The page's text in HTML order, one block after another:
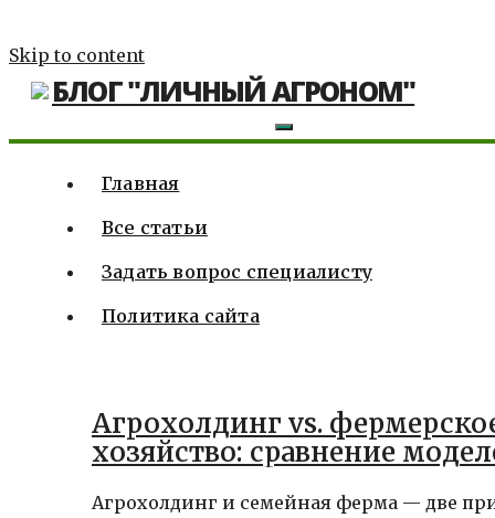
Skip to content
БЛОГ "ЛИЧНЫЙ АГРОНОМ"
Главная
Все статьи
Задать вопрос специалисту
Политика сайта
Агрохолдинг vs.
хозяйство: сравнение
Агрохолдинг и семейная ферма — две